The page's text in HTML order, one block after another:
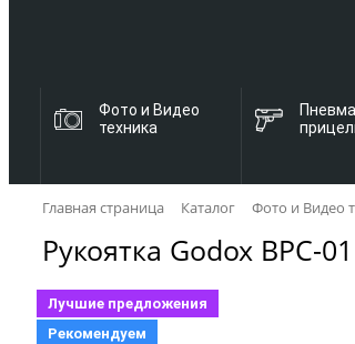
Фото и Видео
техника
Главная страница Каталог Фото и Видео
Рукоятка Godox BPC-
Лучшие предложения
Рекомендуем